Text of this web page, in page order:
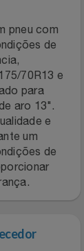
pneu com
de
70R13 e
para
aro 13".
e
um
de